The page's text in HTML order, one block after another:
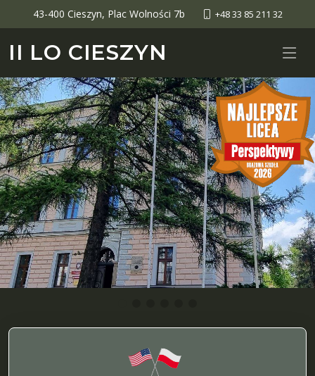
43-400 Cieszyn, Plac Wolności 7b +48 33 85 211 32
II LO CIESZYN